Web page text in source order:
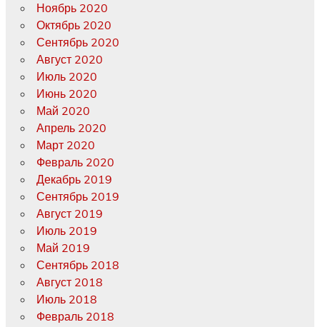
Ноябрь 2020
Октябрь 2020
Сентябрь 2020
Август 2020
Июль 2020
Июнь 2020
Май 2020
Апрель 2020
Март 2020
Февраль 2020
Декабрь 2019
Сентябрь 2019
Август 2019
Июль 2019
Май 2019
Сентябрь 2018
Август 2018
Июль 2018
Февраль 2018